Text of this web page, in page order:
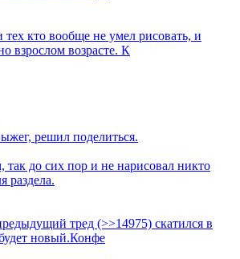
кто вообще не умел рисовать, и
взрослом возрасте. К
решил поделиться.
до сих пор и не нарисовал никто
раздела.
тред (>>14975) скатился в
новый.Конфе